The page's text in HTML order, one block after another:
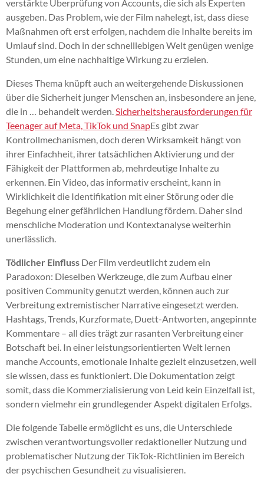
verstärkte Überprüfung von Accounts, die sich als Experten
ausgeben. Das Problem, wie der Film nahelegt, ist, dass diese
Maßnahmen oft erst erfolgen, nachdem die Inhalte bereits im
Umlauf sind. Doch in der schnelllebigen Welt genügen wenige
Stunden, um eine nachhaltige Wirkung zu erzielen.
Dieses Thema knüpft auch an weitergehende Diskussionen
über die Sicherheit junger Menschen an, insbesondere an jene,
die in … behandelt werden. Sicherheitsherausforderungen für
Teenager auf Meta, TikTok und SnapEs gibt zwar
Kontrollmechanismen, doch deren Wirksamkeit hängt von
ihrer Einfachheit, ihrer tatsächlichen Aktivierung und der
Fähigkeit der Plattformen ab, mehrdeutige Inhalte zu
erkennen. Ein Video, das informativ erscheint, kann in
Wirklichkeit die Identifikation mit einer Störung oder die
Begehung einer gefährlichen Handlung fördern. Daher sind
menschliche Moderation und Kontextanalyse weiterhin
unerlässlich.
Tödlicher Einfluss Der Film verdeutlicht zudem ein
Paradoxon: Dieselben Werkzeuge, die zum Aufbau einer
positiven Community genutzt werden, können auch zur
Verbreitung extremistischer Narrative eingesetzt werden.
Hashtags, Trends, Kurzformate, Duett-Antworten, angepinnte
Kommentare – all dies trägt zur rasanten Verbreitung einer
Botschaft bei. In einer leistungsorientierten Welt lernen
manche Accounts, emotionale Inhalte gezielt einzusetzen, weil
sie wissen, dass es funktioniert. Die Dokumentation zeigt
somit, dass die Kommerzialisierung von Leid kein Einzelfall ist,
sondern vielmehr ein grundlegender Aspekt digitalen Erfolgs.
Die folgende Tabelle ermöglicht es uns, die Unterschiede
zwischen verantwortungsvoller redaktioneller Nutzung und
problematischer Nutzung der TikTok-Richtlinien im Bereich
der psychischen Gesundheit zu visualisieren.